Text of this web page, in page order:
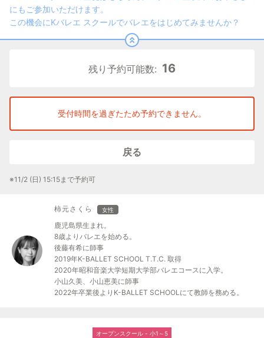
にもご参加いただけます。
この機会にKバレエ スクールでバレエをはじめてみませんか？
残り予約可能数: 16
受付時間を過ぎたため予約できません。
戻る
※11/2 (日) 15:15まで予約可
柿元さくら 女性
鹿児島県生まれ。
8歳よりバレエを始める。
後藤有希に師事
2019年K-BALLET SCHOOL T.T.C. 取得
2020年昭和音楽大学短期大学部バレエコースに入学。
小山久美、小山恵美に師事
2022年卒業後よりK-BALLET SCHOOLにて教師を務める。
オープンスクール - 小1～5